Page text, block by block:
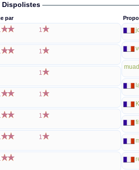
Dispolistes
par
1
1
1
1
1
1